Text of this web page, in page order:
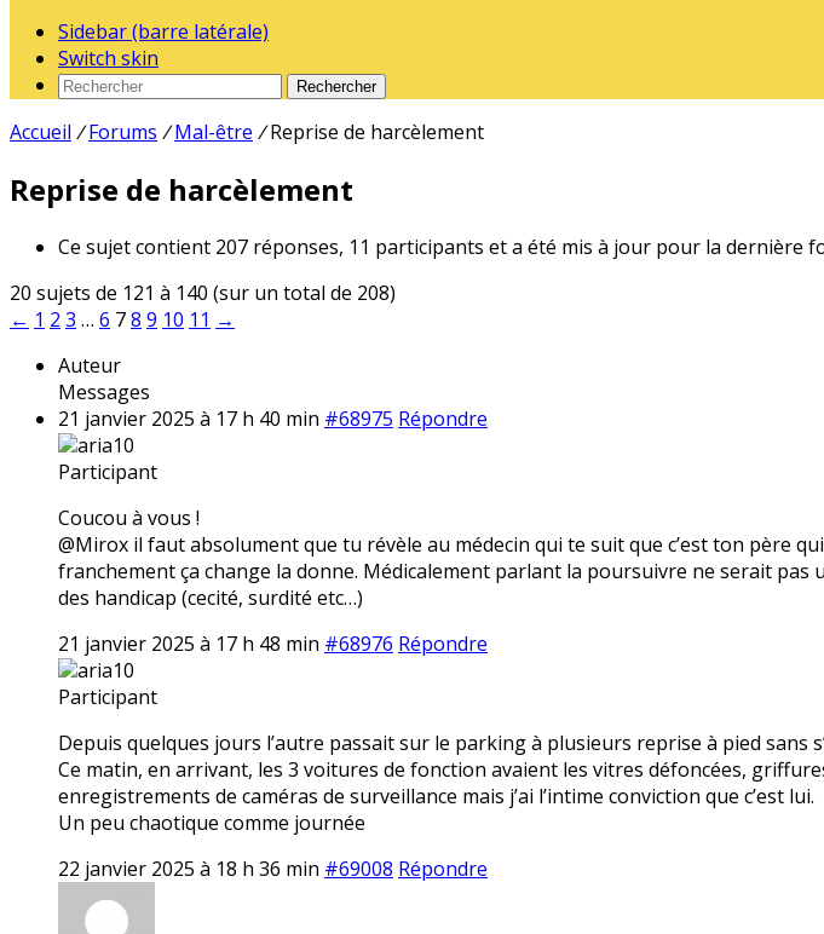
Sidebar (barre latérale)
Switch skin
Rechercher
Accueil / Forums / Mal-être / Reprise de harcèlement
Reprise de harcèlement
Ce sujet contient 207 réponses, 11 participants et a été mis à jour pour la dernière
20 sujets de 121 à 140 (sur un total de 208)
← 1 2 3 … 6 78 9 10 11 →
Auteur
Messages
21 janvier 2025 à 17 h 40 min #68975 Répondre
aria10
Participant
Coucou à vous !
@Mirox il faut absolument que tu révèle au médecin qui te suit que c’est ton père
franchement ça change la donne. Médicalement parlant la poursuivre ne serait
des handicap (cecité, surdité etc…)
21 janvier 2025 à 17 h 48 min #68976 Répondre
aria10
Participant
Depuis quelques jours l’autre passait sur le parking à plusieurs reprise à pied
Ce matin, en arrivant, les 3 voitures de fonction avaient les vitres défoncées,
enregistrements de caméras de surveillance mais j’ai l’intime conviction que c’est lui.
Un peu chaotique comme journée
22 janvier 2025 à 18 h 36 min #69008 Répondre